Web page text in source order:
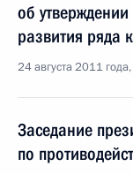
об
развития ряда
24 августа 2011
Заседание
по